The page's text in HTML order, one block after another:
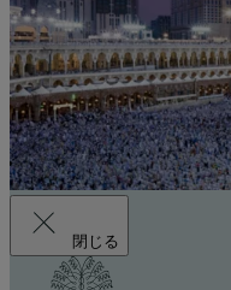
閉じる